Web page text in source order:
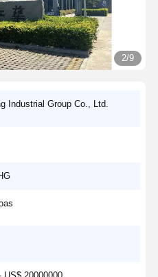
2/9
Industrial Group Co., Ltd.